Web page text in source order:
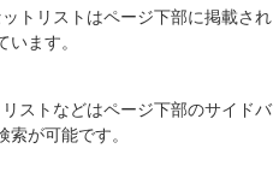
トリストはページ下部に掲載され
います。
ストなどはページ下部のサイドバ
索が可能です。